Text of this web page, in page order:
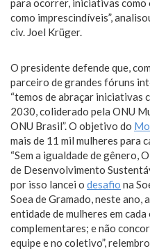
para ocorrer, iniciativas como
como imprescindíveis”,
civ. Joel Krüger.
O presidente defende que,
parceiro de grandes fóruns
“temos de abraçar iniciativas
2030, coliderado pela ONU
ONU Brasil”. O objetivo do
mais de 11 mil mulheres para
“Sem a igualdade de gênero,
de Desenvolvimento
por isso lancei o desafio na
Soea de Gramado, neste ano,
entidade de mulheres em
complementares; e não
equipe e no coletivo”,